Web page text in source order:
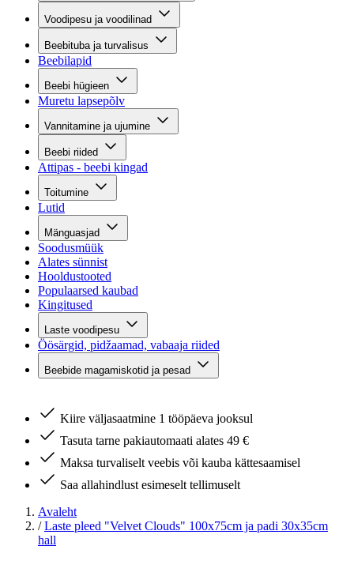
Voodipesu ja voodilinad
Beebituba ja turvalisus
Beebilapid
Beebi hügieen
Muretu lapsepõlv
Vannitamine ja ujumine
Beebi riided
Attipas - beebi kingad
Toitumine
Lutid
Mänguasjad
Soodusmüük
Alates sünnist
Hooldustooted
Populaarsed kaubad
Kingitused
Laste voodipesu
Öösärgid, pidžaamad, vabaaja riided
Beebide magamiskotid ja pesad
Kiire väljasaatmine 1 tööpäeva jooksul
Tasuta tarne pakiautomaati alates 49 €
Maksa turvaliselt veebis või kauba kättesaamisel
Saa allahindlust esimeselt tellimuselt
Avaleht
/ Laste pleed "Velvet Clouds" 100x75cm ja padi 30x35cm
hall